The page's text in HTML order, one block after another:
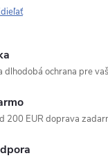
dlhodobá ochrana pre
200 EUR doprava